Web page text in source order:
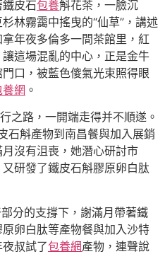
皮石包養斛花茶，一臉沉
林霧靄中搖曳的“仙草”，講述
年夜多倫多一間茶館里，紅
這場混亂的中心，正是金牛
口，被藍色傻氣光束照得眼
養網 。
之路，一開端走得并不順遂。
石斛產物到南昌餐與加入展銷
沒有沮喪，她潛心研討市
又研發了鐵皮石斛膠原卵白肽
分的支撐下，謝滿月帶著鐵
卵白肽等產物餐與加入沙特
夜叔試了包養網產物，連聲說